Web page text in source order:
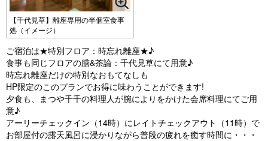
【千代見草】離座専用の半個室食事
処（イメージ）
ご宿泊は★特別フロア：時忘れ離座★♪
食事も同じフロアの膳&茶論：千代見草にて用意♪
時忘れ離座だけの特別なおもてなしも
HP限定のこのプランでお得に味わうことができます!
夕食も、まつや千千の料理人が腕によりをかけた会席料理にてご用
意♪
アーリーチェックイン（14時）にレイトチェックアウト（11時）で
お部屋付の露天風呂に浸かりながら普段の疲れを癒す時間に・・・